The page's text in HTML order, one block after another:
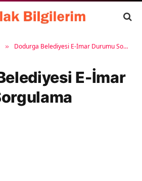
» Dodurga Belediyesi E-İmar Durumu Sorgulama
E-İmar